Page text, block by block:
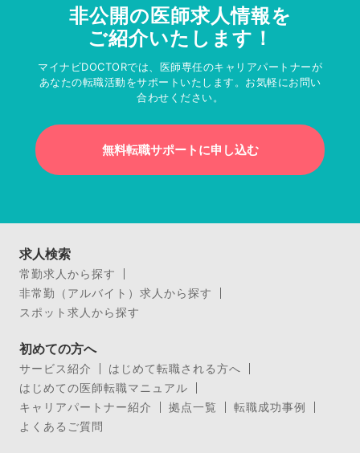
非公開の医師求人情報を
ご紹介いたします！
マイナビDOCTORでは、医師専任のキャリアパートナーが
あなたの転職活動をサポートいたします。お気軽にお問い
合わせください。
無料転職サポートに申し込む
求人検索
常勤求人から探す
非常勤（アルバイト）求人から探す
スポット求人から探す
初めての方へ
サービス紹介
はじめて転職される方へ
はじめての医師転職マニュアル
キャリアパートナー紹介
拠点一覧
転職成功事例
よくあるご質問